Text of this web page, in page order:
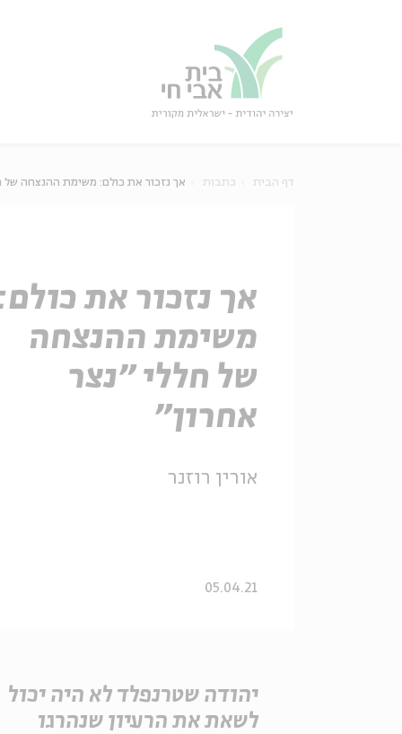
דף הבית כתבות אך נזכור את כולם: משימת ההנצחה של
אך נזכור את
משימת ההנצחה
של חללי "נצר
אחרון"
אורין רוזנר
05.04.21
יהודה שטרנפלד לא היה יכול
לשאת את הרעיון שנהרגו